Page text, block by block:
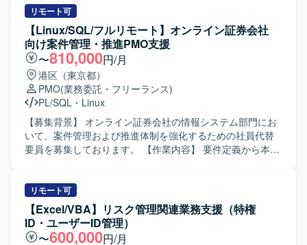
リモート可
【Linux/SQL/フルリモート】オンライン証券会社
向け案件管理・推進PMO支援
〜810,000円/月
港区（東京都）
PMO(業務委託・フリーランス)
PL/SQL ・ Linux
【募集背景】 オンライン証券会社の情報システム部門にお
いて、案件管理および推進体制を強化するための社員代替
要員を募集しております。 【作業内容】 要件定義から本番
プロジェクト計画書を作成していただきます。設計からテ
ストフェーズにかけては、外部ベンダーへの委託に伴うベ
ンダーコントロールを実施し、進捗・課題・品質・コスト
の管理を行います。また、社内の品質管理部門に対して品
リモート可
【Excel/VBA】リスク管理関連業務支援（特権
ID・ユーザーID管理）
〜600,000円/月